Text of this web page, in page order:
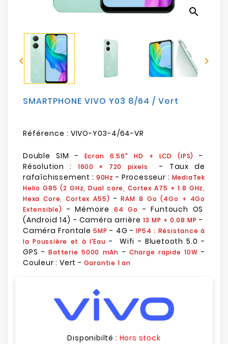
Sécurité
Mobilités
search
 
SMARTPHONE VIVO Y03 8/64 / Vert
Référence : VIVO-Y03-4/64-VR
Double SIM - Ecran 6.56" HD + LCD (IPS)
-
Résolution :
1600 × 720 pixels
- Taux de
rafaîchissement : 90Hz - Processeur : MediaTek
Helio G85 (2 GHz, Dual core, Cortex A75 + 1.8 GHz,
Hexa Core, Cortex A55) -RAM 8 Go (4Go + 4Go
Extensible)
- Mémoire 64 Go
- Funtouch OS
(Android 14) - Caméra arrière 13 MP + 0.08 MP -
Caméra Frontale5MP - 4G -IP54 : Résistance à
la Poussière et à l'Eau - Wifi - Bluetooth 5.0 -
GPS -Batterie 5000 mAh - Charge rapide 10W -
Couleur : Vert - Garantie 1 an
Disponibilté : Hors stock